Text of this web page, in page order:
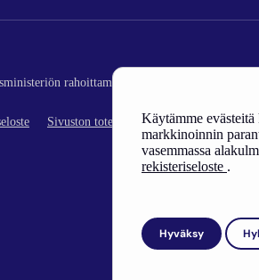
Käytämme
markkinoinnin
vasemmassa
rekisteriseloste .
Hyväksy
rahoittamaa (kalatalouden edistäminen).
Sivuston toteutus